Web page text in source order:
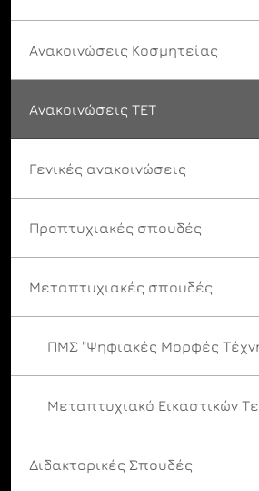
Ανακοινώσεις Κοσμητείας
Ανακοινώσεις ΤΕΤ
Γενικές ανακοινώσεις
Προπτυχιακές σπουδές
Μεταπτυχιακές σπουδές
ΠΜΣ "Ψηφιακές Μορφές
Μεταπτυχιακό Εικαστικών
Διδακτορικές Σπουδές